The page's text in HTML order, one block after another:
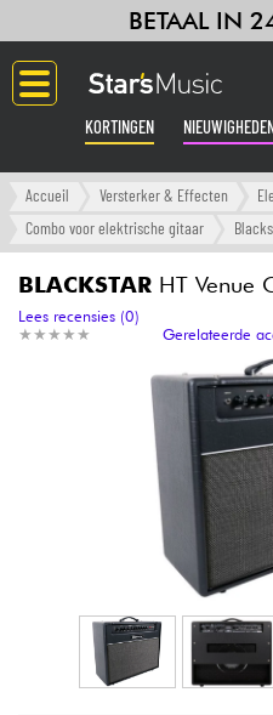
BETAAL IN
KORTINGEN
Langue
Versterker & Effecten
Toetsenbord & Piano
Synths & samplers
Home-studio
Hoofdtelefoon
Microfoon
Accueil Versterker & Effecten
Combo voor elektrische gitaar
BLACKSTAR HT Venue
★ ★ ★ ★ ★
★ ★ ★ ★ ★
Lees recensies (0)
Gerelateerde